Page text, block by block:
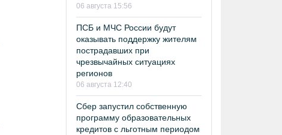
06 августа 15:56
ПСБ и МЧС России будут
оказывать поддержку жителям
пострадавших при
чрезвычайных ситуациях
регионов
06 августа 12:40
Сбер запустил собственную
программу образовательных
кредитов с льготным периодом